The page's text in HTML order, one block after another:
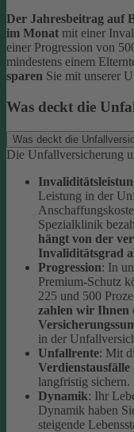
Der Jahresbeitrag auf
im Monat mit einer
einer Progression von
mindestens einem
sparen Sie mit unserer
Was deckt die
Was deckt die
Die Unfallversicherung
Leistung in der
Spezialklinik
hängt von der
Invaliditätsgrad
Progression: In
Premium-Schutz
225 und 500
zahlen wir Ihnen
in der
Unfallrente: Mit
Verdienstausfälle
langfristig sichern.
Dynamik: Ihr
Dynamik haben
steigende